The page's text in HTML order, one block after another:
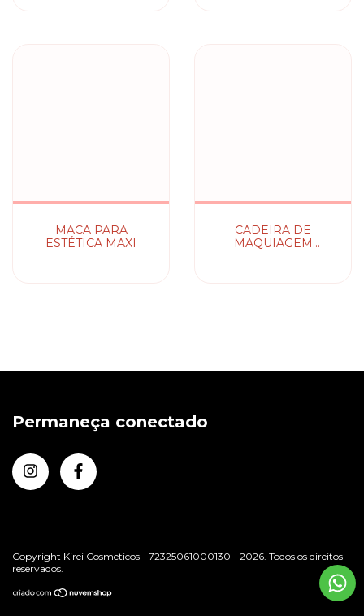
MACA PARA
ESTÉTICA MAXI
CADEIRA DE
MAQUIAGEM
Permaneça conectado
Copyright Kirei Cosmeticos - 72325061000130 - 2026. Todos os direitos
reservados.